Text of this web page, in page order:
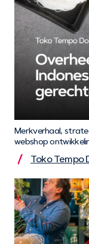
Merkverhaal,
webshop
Toko Tempo